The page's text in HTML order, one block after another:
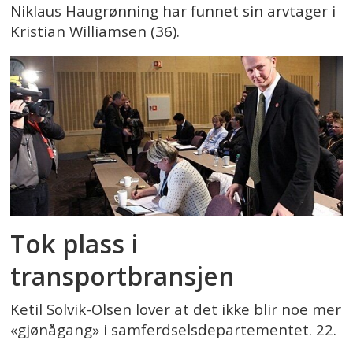
Niklaus Haugrønning har funnet sin arvtager i
Kristian Williamsen (36).
Tok plass i
transportbransjen
Ketil Solvik-Olsen lover at det ikke blir noe mer
«gjønågang» i samferdselsdepartementet. 22.